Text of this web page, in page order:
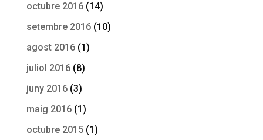
octubre 2016(14)
setembre 2016(10)
agost 2016(1)
juliol 2016(8)
juny 2016(3)
maig 2016(1)
octubre 2015(1)